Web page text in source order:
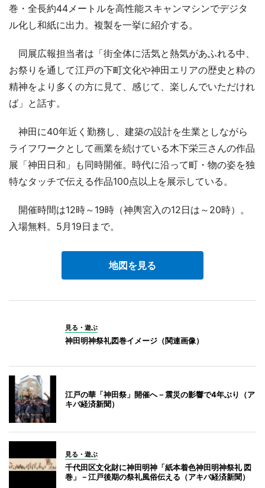
巻・全長約44メートルを高性能スキャンマシンでデジタ
ル化し和紙に出力。複製を一挙に紹介する。
同展広報担当者は「街全体に活気と熱気があふれる中、
お祭りを通して江戸の下町文化や神田エリアの歴史と粋の
精神をより多くの方に見て、感じて、楽しんでいただけれ
ば」と話す。
神田に40年近く勤務し、建築の設計を生業としながら
ライフワークとして画業を続けている木下栄三さんの作品
展「神田日和」も同時開催。時代に沿って町・物の姿を独
特なタッチで伝える作品100点以上を展示している。
開催時間は12時～19時（神輿宮入の12日は～20時）。
入場無料。5月19日まで。
地図を見る
見る・遊ぶ
神田明神祭礼図巻イメージ（関連画像）
江戸の華「神田祭」開催へ－震災の影響で4年ぶり（ア
キバ経済新聞）
見る・遊ぶ
千代田区文化財に神田明神「紙本着色神田明神祭礼 図
巻」－江戸後期の祭礼風俗伝える（アキバ経済新聞）